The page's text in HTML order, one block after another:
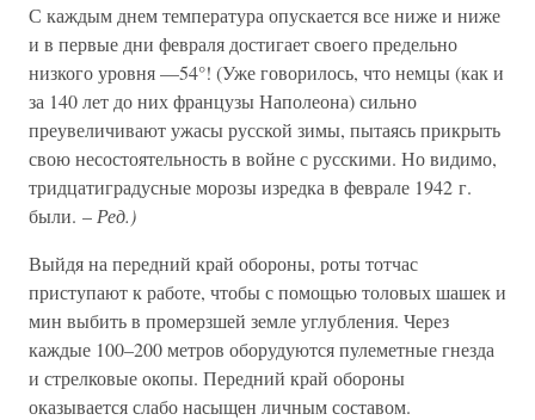
С каждым днем температура опускается все ниже и ниже
и в первые дни февраля достигает своего предельно
низкого уровня —54°! (Уже говорилось, что немцы (как и
за 140 лет до них французы Наполеона) сильно
преувеличивают ужасы русской зимы, пытаясь прикрыть
свою несостоятельность в войне с русскими. Но видимо,
тридцатиградусные морозы изредка в феврале 1942 г.
были. – Ред.)
Выйдя на передний край обороны, роты тотчас
приступают к работе, чтобы с помощью толовых шашек и
мин выбить в промерзшей земле углубления. Через
каждые 100–200 метров оборудуются пулеметные гнезда
и стрелковые окопы. Передний край обороны
оказывается слабо насыщен личным составом.